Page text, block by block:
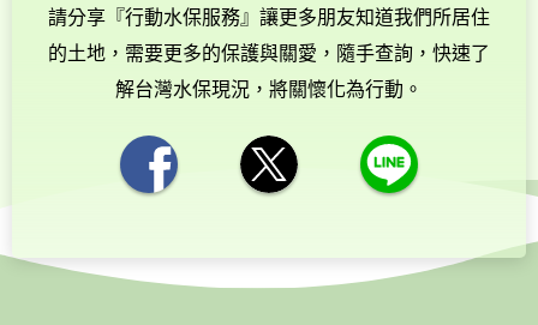
請分享『行動水保服務』讓更多朋友知道我們所居住
的土地，需要更多的保護與關愛，隨手查詢，快速了
解台灣水保現況，將關懷化為行動。